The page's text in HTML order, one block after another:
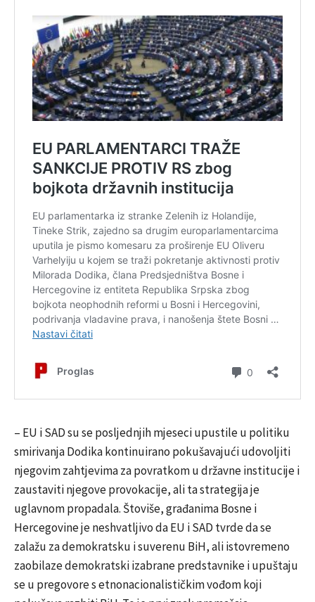
– EU i SAD su se posljednjih mjeseci upustile u politiku
smirivanja Dodika kontinuirano pokušavajući udovoljiti
njegovim zahtjevima za povratkom u državne institucije i
zaustaviti njegove provokacije, ali ta strategija je
uglavnom propadala. Štoviše, građanima Bosne i
Hercegovine je neshvatljivo da EU i SAD tvrde da se
zalažu za demokratsku i suverenu BiH, ali istovremeno
zaobilaze demokratski izabrane predstavnike i upuštaju
se u pregovore s etnonacionalističkim vođom koji